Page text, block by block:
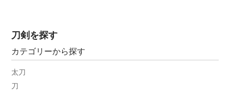
刀剣を探す
カテゴリーから探す
太刀
刀